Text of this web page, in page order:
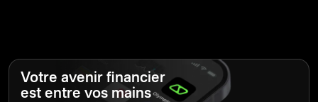
Votre avenir financier
est entre vos mains